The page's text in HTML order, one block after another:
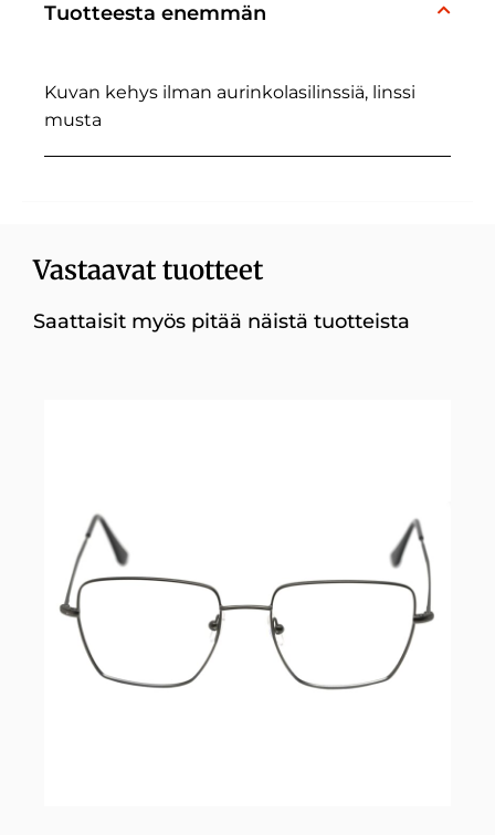
Tuotteesta enemmän
Kuvan kehys ilman aurinkolasilinssiä, linssi
musta
Vastaavat tuotteet
Saattaisit myös pitää näistä tuotteista